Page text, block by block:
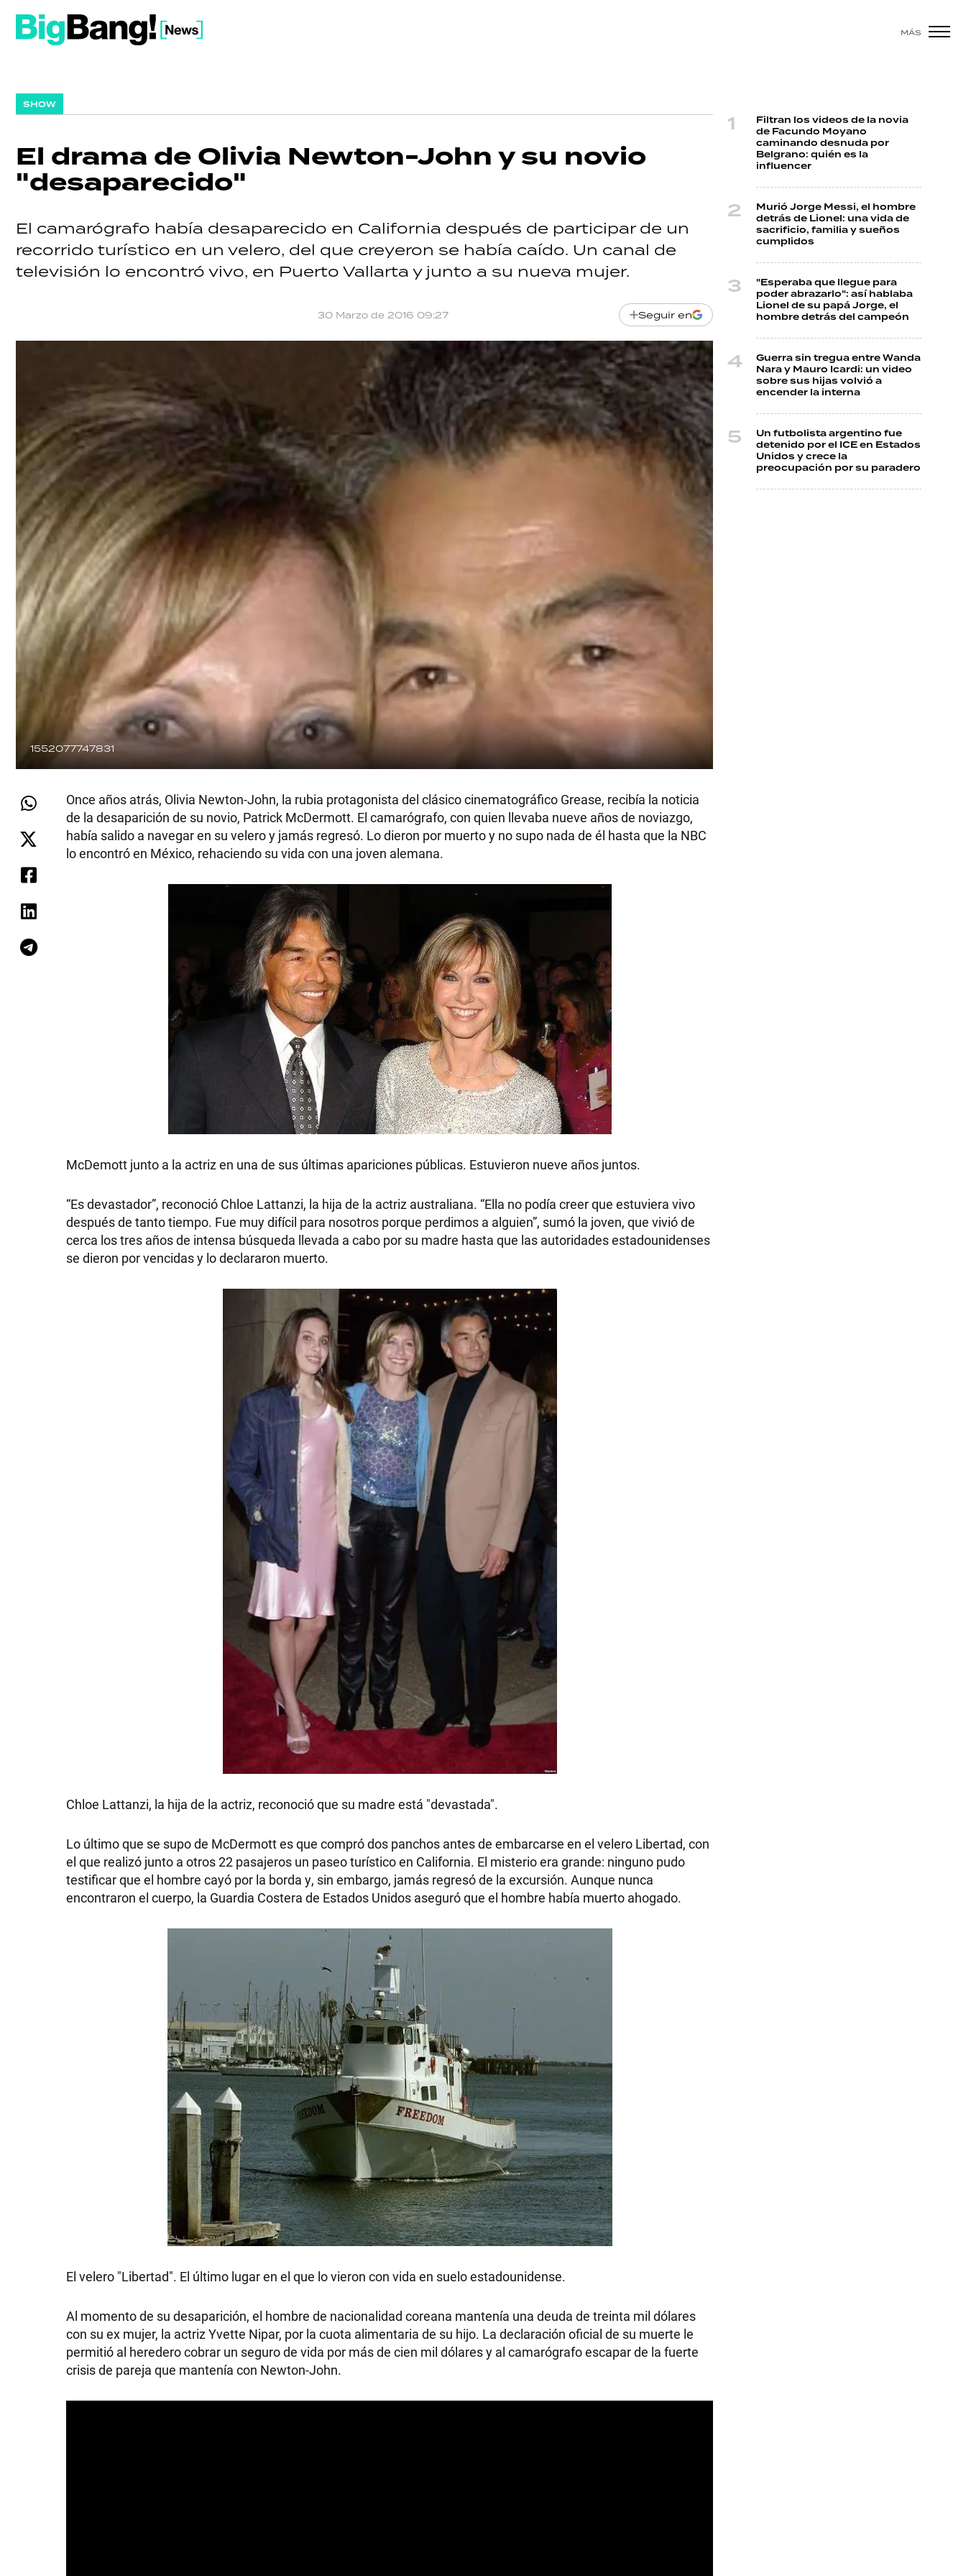
MÁS
SHOW
El drama de Olivia Newton-John y su novio
"desaparecido"
El camarógrafo había desaparecido en California después de participar de un
recorrido turístico en un velero, del que creyeron se había caído. Un canal de
televisión lo encontró vivo, en Puerto Vallarta y junto a su nueva mujer.
30 Marzo de 2016 09:27 Seguir en
1552077747831
Once años atrás, Olivia Newton-John, la rubia protagonista del clásico cinematográfico Grease, recibía la noticia
de la desaparición de su novio, Patrick McDermott. El camarógrafo, con quien llevaba nueve años de noviazgo,
había salido a navegar en su velero y jamás regresó. Lo dieron por muerto y no supo nada de él hasta que la NBC
lo encontró en México, rehaciendo su vida con una joven alemana.
McDemott junto a la actriz en una de sus últimas apariciones públicas. Estuvieron nueve años juntos.
“Es devastador”, reconoció Chloe Lattanzi, la hija de la actriz australiana. “Ella no podía creer que estuviera vivo
después de tanto tiempo. Fue muy difícil para nosotros porque perdimos a alguien”, sumó la joven, que vivió de
cerca los tres años de intensa búsqueda llevada a cabo por su madre hasta que las autoridades estadounidenses
se dieron por vencidas y lo declararon muerto.
Chloe Lattanzi, la hija de la actriz, reconoció que su madre está "devastada".
Lo último que se supo de McDermott es que compró dos panchos antes de embarcarse en el velero Libertad, con
el que realizó junto a otros 22 pasajeros un paseo turístico en California. El misterio era grande: ninguno pudo
testificar que el hombre cayó por la borda y, sin embargo, jamás regresó de la excursión. Aunque nunca
encontraron el cuerpo, la Guardia Costera de Estados Unidos aseguró que el hombre había muerto ahogado.
El velero "Libertad". El último lugar en el que lo vieron con vida en suelo estadounidense.
Al momento de su desaparición, el hombre de nacionalidad coreana mantenía una deuda de treinta mil dólares
con su ex mujer, la actriz Yvette Nipar, por la cuota alimentaria de su hijo. La declaración oficial de su muerte le
permitió al heredero cobrar un seguro de vida por más de cien mil dólares y al camarógrafo escapar de la fuerte
crisis de pareja que mantenía con Newton-John.
Filtran los videos de la novia
de Facundo Moyano
caminando desnuda por
Belgrano: quién es la
influencer
Murió Jorge Messi, el hombre
detrás de Lionel: una vida de
sacrificio, familia y sueños
cumplidos
"Esperaba que llegue para
poder abrazarlo": así hablaba
Lionel de su papá Jorge, el
hombre detrás del campeón
Guerra sin tregua entre Wanda
Nara y Mauro Icardi: un video
sobre sus hijas volvió a
encender la interna
Un futbolista argentino fue
detenido por el ICE en Estados
Unidos y crece la
preocupación por su paradero
ACTUALIDAD
POLICIALES
ECONOMÍA
HERMANO
DEPORTES
TECNOLOGÍA
RECETAS
PALABRAS
HORÓSCOPO
Seguinos